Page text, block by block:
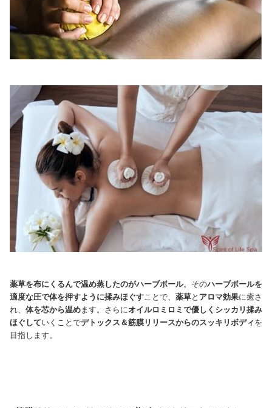
薬草を布にくるんで温め蒸したのがハーブボール。そのハーブボールを
適度な圧で体を押すように揉みほぐす ことで、 薬草と アロマ効果に癒さ
れ、 体を芯から温め ます。さらにオイルロミロミで優しくシッカリ揉み
ほぐしていくことでデトックス＆筋膜リリースからのスッキリボディ を
目指します。